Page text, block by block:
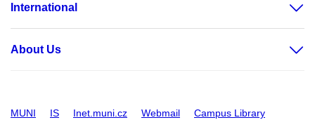
International
About Us
MUNI IS Inet.muni.cz Webmail Campus Library